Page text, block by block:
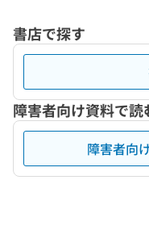
書店で探す
障害者向け資料で読
障害者向